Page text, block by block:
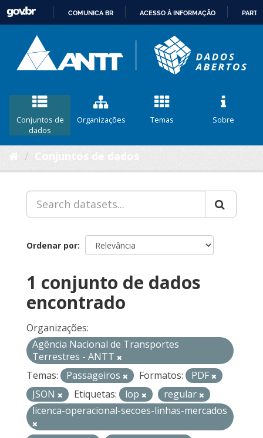
CONTEÚDO
COMUNICA BR ACESSO À INFORMAÇÃO
Conjuntos de
dados
Organizações Temas Sobre
Ordenar por
1 conjunto de dados
encontrado
Organizações:
Agência Nacional de Transportes
Terrestres - ANTT
Temas:
Passageiros Formatos:
PDF
JSON
Etiquetas: lop
regular
licenca-operacional-secoes-linhas-mercados